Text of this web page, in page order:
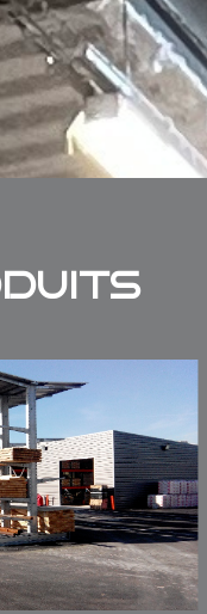
Rayonnage
permet le
et lourdes
jusqu’à plus de
profondeur.